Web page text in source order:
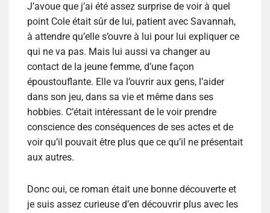
J’avoue que j’ai été assez surprise de voir à quel
point Cole était sûr de lui, patient avec Savannah,
à attendre qu’elle s’ouvre à lui pour lui expliquer ce
qui ne va pas. Mais lui aussi va changer au
contact de la jeune femme, d’une façon
époustouflante. Elle va l’ouvrir aux gens, l’aider
dans son jeu, dans sa vie et même dans ses
hobbies. C’était intéressant de le voir prendre
conscience des conséquences de ses actes et de
voir qu’il pouvait être plus que ce qu’il ne présentait
aux autres.
Donc oui, ce roman était une bonne découverte et
je suis assez curieuse d’en découvrir plus avec les